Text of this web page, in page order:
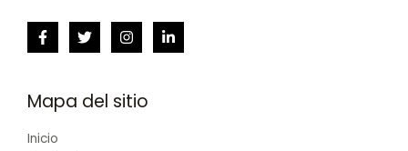
Mapa del sitio
Inicio